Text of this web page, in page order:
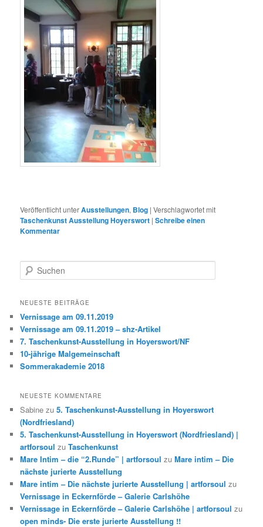
Veröffentlicht unterAusstellungen, Blog |Verschlagwortet mit
Taschenkunst Ausstellung Hoyerswort |Schreibe einen
Kommentar
u
h
n
NEUESTE BEITRÄGE
Vernissage am 09.11.2019
Vernissage am 09.11.2019 – shz-Artikel
7. Taschenkunst-Ausstellung in Hoyerswort/NF
10-jährige Malgemeinschaft
Sommerakademie 2018
NEUESTE KOMMENTARE
Sabine zu5. Taschenkunst-Ausstellung in Hoyerswort
(Nordfriesland)
5. Taschenkunst-Ausstellung in Hoyerswort (Nordfriesland) |
artforsoul zuTaschenkunst
Mare Intim – die “2.Runde” | artforsoul zuMare intim – Die
nächste jurierte Ausstellung
Mare intim – Die nächste jurierte Ausstellung | artforsoul zu
Vernissage in Eckernförde – Galerie Carlshöhe
Vernissage in Eckernförde – Galerie Carlshöhe | artforsoul zu
open minds- Die erste jurierte Ausstellung !!